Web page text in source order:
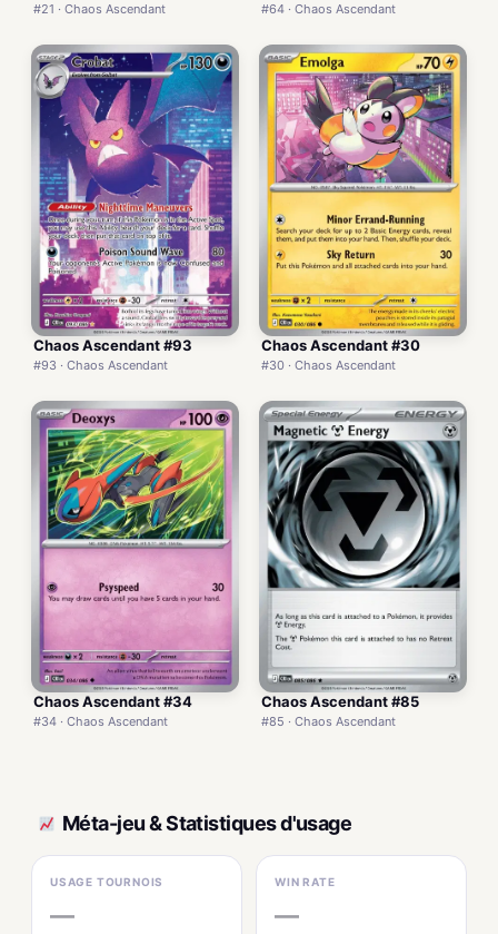
#21 · Chaos Ascendant #64 · Chaos Ascendant
Chaos Ascendant #93
#93 · Chaos Ascendant
Chaos Ascendant #30
#30 · Chaos Ascendant
Chaos Ascendant #34
#34 · Chaos Ascendant
Chaos Ascendant #85
#85 · Chaos Ascendant
Méta-jeu & Statistiques d'usage
USAGE TOURNOIS
—
WIN RATE
—